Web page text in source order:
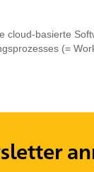
cloud-basierte
(=